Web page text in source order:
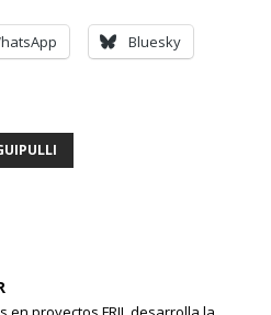
Bluesky